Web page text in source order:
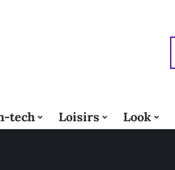
tech Loisirs Look